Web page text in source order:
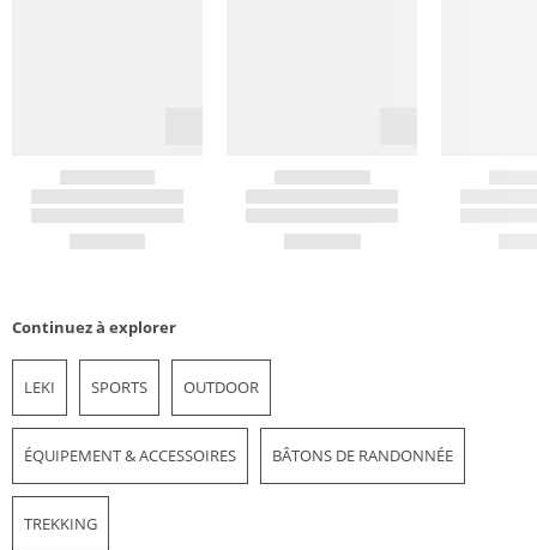
Continuez à explorer
LEKI SPORTS OUTDOOR
ÉQUIPEMENT & ACCESSOIRES BÂTONS DE RANDONNÉE
TREKKING